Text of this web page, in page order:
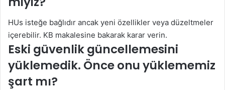
HUs isteğe bağlıdır ancak yeni özellikler veya düzeltmeler
içerebilir. KB makalesine bakarak karar verin.
Eski güvenlik güncellemesini
yüklemedik. Önce onu yüklememiz
şart mı?